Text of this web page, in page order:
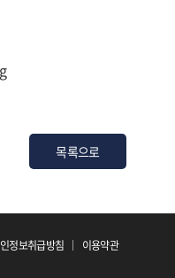
목록으로
정보취급방침
이용약관